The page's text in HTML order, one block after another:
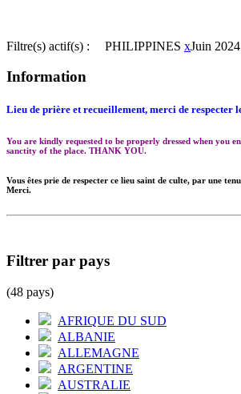
Filtre(s) actif(s) : PHILIPPINES xJuin 2024
Information
Lieu de prière et recueillement, merci de respecter
You are kindly requested to be properly dressed when you
sanctity of the place. THANK YOU.
Vous êtes prie de respecter ce lieu saint de culte, par une
Merci.
Filtrer par pays
(48 pays)
AFRIQUE DU SUD
ALBANIE
ALLEMAGNE
ARGENTINE
AUSTRALIE